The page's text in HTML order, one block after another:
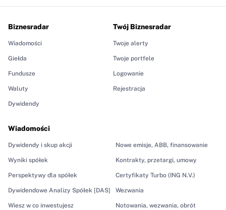
Biznesradar
Wiadomości
Giełda
Fundusze
Waluty
Dywidendy
Wiadomości
Dywidendy i skup akcji
Wyniki spółek
Perspektywy dla spółek
Dywidendowe Analizy Spółek [DAS]
Wiesz w co inwestujesz
Nowe emisje, ABB, finansowanie
Kontrakty, przetargi, umowy
Certyfikaty Turbo (ING N.V.)
Wezwania
Notowania, wezwania, obrót
Twój Biznesradar
Twoje alerty
Twoje portfele
Logowanie
Rejestracja